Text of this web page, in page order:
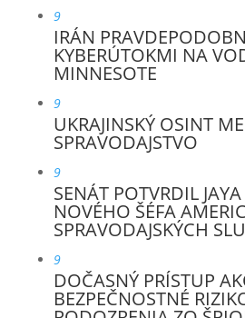
9
IRÁN
KYBERÚTOKMI NA
MINNESOTE
9
UKRAJINSKÝ OSINT
SPRAVODAJSTVO
9
SENÁT POTVRDIL
NOVÉHO ŠÉFA
SPRAVODAJSKÝCH
9
DOČASNÝ PRÍSTUP
BEZPEČNOSTNÉ